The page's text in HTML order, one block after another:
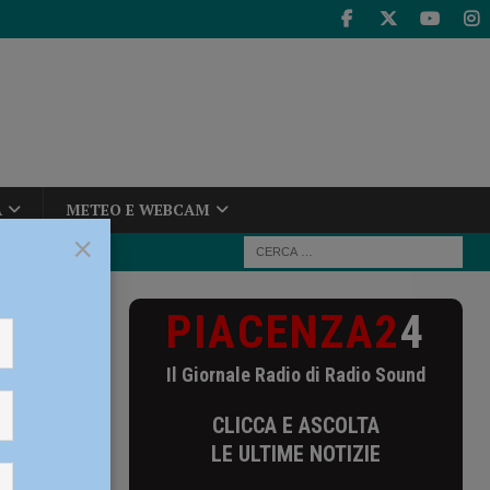
METEO E WEBCAM
una
PIACENZA24
Il Giornale Radio di Radio Sound
CLICCA E ASCOLTA
LE ULTIME NOTIZIE
×